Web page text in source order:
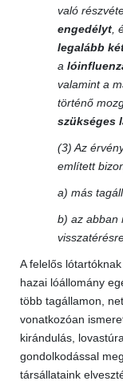
való
engedélyt,
legalább
a
valamint a
történő
szükséges
(3) Az
említett
a) más
b) az abban
A felelős
hazai lóállomány
több tagállamon,
vonatkozóan
kirándulás,
gondolkodással
társállataink